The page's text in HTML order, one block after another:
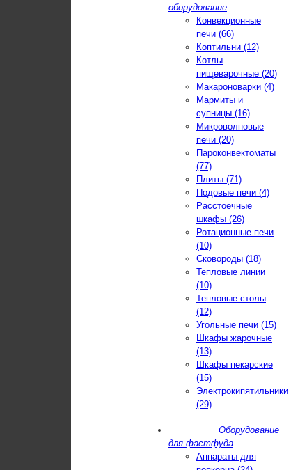
оборудование
Конвекционные
печи (66)
Коптильни (12)
Котлы
пищеварочные (20)
Макароноварки (4)
Мармиты и
супницы (16)
Микроволновые
печи (20)
Пароконвектоматы
(77)
Плиты (71)
Подовые печи (4)
Расстоечные
шкафы (26)
Ротационные печи
(10)
Сковороды (18)
Тепловые линии
(10)
Тепловые столы
(12)
Угольные печи (15)
Шкафы жарочные
(13)
Шкафы пекарские
(15)
Электрокипятильники
(29)
Оборудование
для фастфуда
Аппараты для